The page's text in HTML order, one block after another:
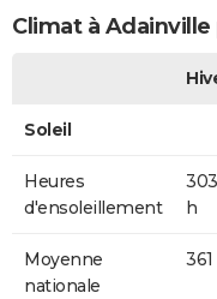
Climat à Adainville
Soleil
Heures
d'ensoleillement
303
h
Moyenne
nationale